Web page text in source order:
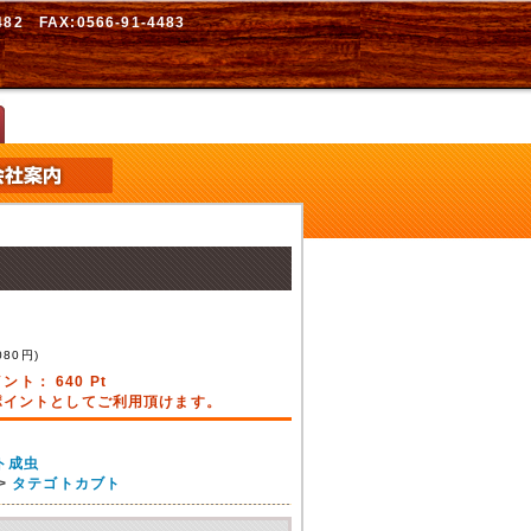
FAX:0566-91-4483
円)
ント：640 Pt
ントとしてご利用頂けます。
成虫
タテゴトカブト